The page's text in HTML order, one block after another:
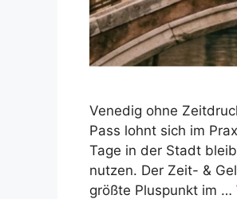
Venedig ohne
Pass lohnt sich im
Tage in der Stadt
nutzen. Der Zeit- &
größte Pluspunkt im …